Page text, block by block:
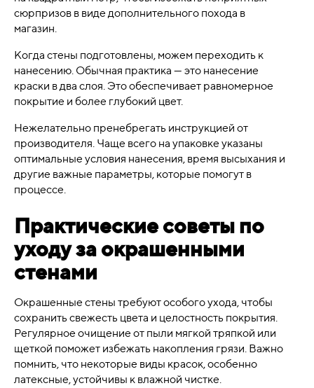
сюрпризов в виде дополнительного похода в
магазин.
Когда стены подготовлены, можем переходить к
нанесению. Обычная практика — это нанесение
краски в два слоя. Это обеспечивает равномерное
покрытие и более глубокий цвет.
Нежелательно пренебрегать инструкцией от
производителя. Чаще всего на упаковке указаны
оптимальные условия нанесения, время высыхания и
другие важные параметры, которые помогут в
процессе.
Практические советы по
уходу за окрашенными
стенами
Окрашенные стены требуют особого ухода, чтобы
сохранить свежесть цвета и целостность покрытия.
Регулярное очищение от пыли мягкой тряпкой или
щеткой поможет избежать накопления грязи. Важно
помнить, что некоторые виды красок, особенно
латексные, устойчивы к влажной чистке.